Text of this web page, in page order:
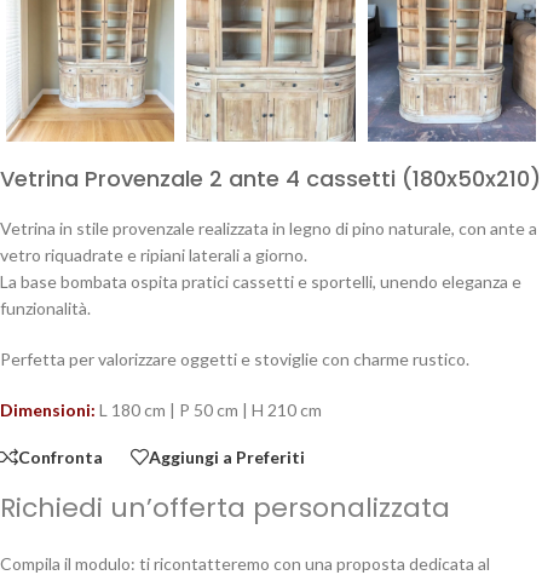
Vetrina Provenzale 2 ante 4 cassetti (180x50x210)
Vetrina in stile provenzale realizzata in legno di pino naturale, con ante a
vetro riquadrate e ripiani laterali a giorno.
La base bombata ospita pratici cassetti e sportelli, unendo eleganza e
funzionalità.
Perfetta per valorizzare oggetti e stoviglie con charme rustico.
Dimensioni: L 180 cm | P 50 cm | H 210 cm
Confronta Aggiungi a Preferiti
Richiedi un’offerta personalizzata
Compila il modulo: ti ricontatteremo con una proposta dedicata al